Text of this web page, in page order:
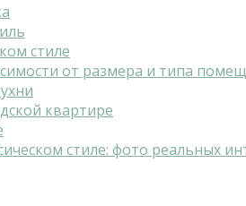
стиле
от размера и типа
квартире
стиле: фото реальных